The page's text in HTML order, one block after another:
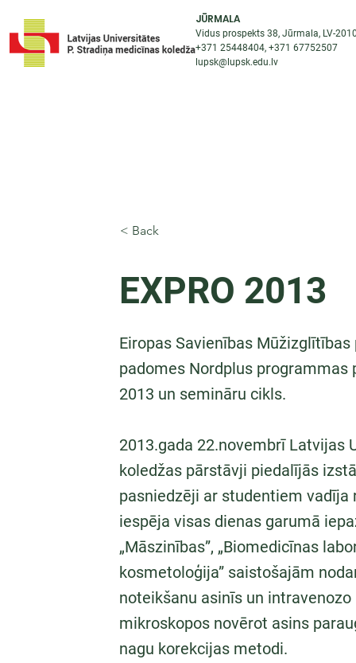
JŪRMALA
Vidus prospekts 38, Jūrmala, LV-
+371 25448404, +371 67752507
lupsk@lupsk.edu.lv
< Back
EXPRO 2013
Eiropas Savienības
padomes Nordplus programmas
2013 un semināru cikls.
2013.gada 22.novembrī Latvijas
koledžas pārstāvji piedalījās
pasniedzēji ar studentiem vadīja
iespēja visas dienas garumā
„Māszinības”, „Biomedicīnas
kosmetoloģija” saistošajām
noteikšanu asinīs un
mikroskopos novērot asins
nagu korekcijas metodi.